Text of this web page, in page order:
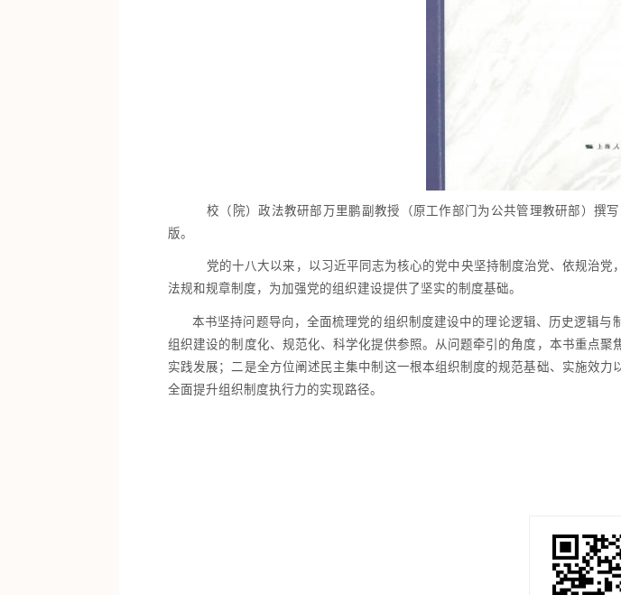
校（院）政法教研部 万里鹏副教授 （原工作部门为公共管理教研部）撰
版。
党的十八大以来，以习近平同志为核心的党中央坚持制度治党、依规治党
法规和规章制度，为加强党的组织建设提供了坚实的制度基础。
本书坚持问题导向，全面梳理党的组织制度建设中的理论逻辑、 历史逻辑与
组织建设的制度化、 规范化、科学化提供参照。从问题牵引的角度，本书重点
实践发展；二是全方位阐述民主集中制这一根本组织制度的规范基础、 实施效力
全面提升组织制度执行力的实现路径。